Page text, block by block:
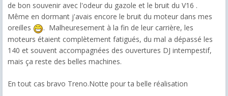
de bon souvenir avec l'odeur du gazole et le bruit du V16 .
Même en dormant j'avais encore le bruit du moteur dans mes
oreilles
. Malheuresement à la fin de leur carrière, les
moteurs étaient complètement fatigués, du mal a dépassé les
140 et souvent accompagnées des ouvertures DJ intempestif,
mais ça reste des belles machines.
En tout cas bravo Treno.Notte pour ta belle réalisation